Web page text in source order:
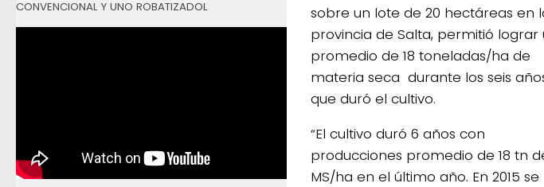
sobre un lote de 20 hectáreas en
provincia de Salta, permitió lograr
promedio de 18 toneladas/ha de
materia seca durante los seis
que duró el cultivo.
“El cultivo duró 6 años con
producciones promedio de 18 tn
MS/ha en el último año. En 2015 se
CONVENCIONAL Y UNO ROBATIZADOL